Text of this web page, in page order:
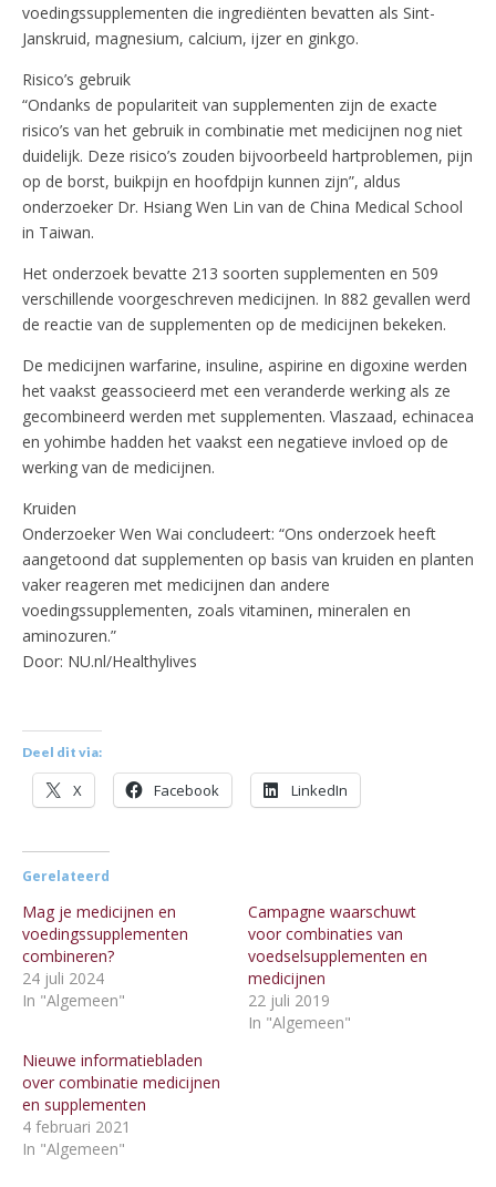
voedingssupplementen die ingrediënten bevatten als Sint-
Janskruid, magnesium, calcium, ijzer en ginkgo.
Risico’s gebruik
“Ondanks de populariteit van supplementen zijn de exacte
risico’s van het gebruik in combinatie met medicijnen nog niet
duidelijk. Deze risico’s zouden bijvoorbeeld hartproblemen, pijn
op de borst, buikpijn en hoofdpijn kunnen zijn”, aldus
onderzoeker Dr. Hsiang Wen Lin van de China Medical School
in Taiwan.
Het onderzoek bevatte 213 soorten supplementen en 509
verschillende voorgeschreven medicijnen. In 882 gevallen werd
de reactie van de supplementen op de medicijnen bekeken.
De medicijnen warfarine, insuline, aspirine en digoxine werden
het vaakst geassocieerd met een veranderde werking als ze
gecombineerd werden met supplementen. Vlaszaad, echinacea
en yohimbe hadden het vaakst een negatieve invloed op de
werking van de medicijnen.
Kruiden
Onderzoeker Wen Wai concludeert: “Ons onderzoek heeft
aangetoond dat supplementen op basis van kruiden en planten
vaker reageren met medicijnen dan andere
voedingssupplementen, zoals vitaminen, mineralen en
aminozuren.”
Door: NU.nl/Healthylives
Deel dit via:
X Facebook LinkedIn
Gerelateerd
Mag je medicijnen en
voedingssupplementen
combineren?
24 juli 2024
In "Algemeen"
Campagne waarschuwt
voor combinaties van
voedselsupplementen en
medicijnen
22 juli 2019
In "Algemeen"
Nieuwe informatiebladen
over combinatie medicijnen
en supplementen
4 februari 2021
In "Algemeen"